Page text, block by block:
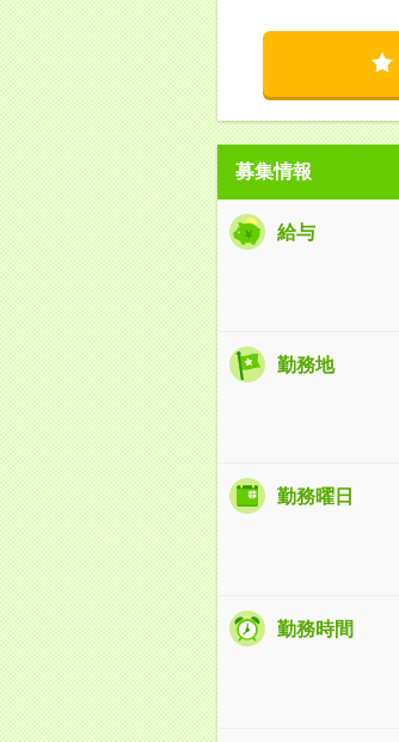
募集情報
給与
勤務地
勤務曜日
勤務時間